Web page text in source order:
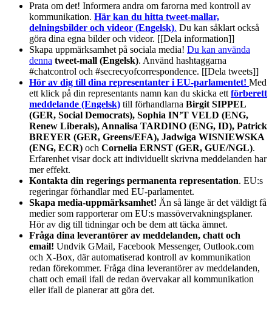
Prata om det! Informera andra om farorna med kontroll av
kommunikation. Här kan du hitta tweet-mallar,
delningsbilder och videor (Engelsk). Du kan såklart också
göra dina egna bilder och videor. [[Dela information]]
Skapa uppmärksamhet på sociala media! Du kan använda
denna tweet-mall (Engelsk). Använd hashtaggarna
#chatcontrol och #secrecyofcorrespondence. [[Dela tweets]]
Hör av dig till dina representanter i EU-parlamentet! Med
ett klick på din representants namn kan du skicka ett förberett
meddelande (Engelsk) till förhandlarna Birgit SIPPEL
(GER, Social Democrats), Sophia IN’T VELD (ENG,
Renew Liberals), Annalisa TARDINO (ENG, ID), Patrick
BREYER (GER, Greens/EFA), Jadwiga WISNIEWSKA
(ENG, ECR) och Cornelia ERNST (GER, GUE/NGL).
Erfarenhet visar dock att individuellt skrivna meddelanden har
mer effekt.
Kontakta din regerings permanenta representation. EU:s
regeringar förhandlar med EU-parlamentet.
Skapa media-uppmärksamhet! Än så länge är det väldigt få
medier som rapporterar om EU:s massövervakningsplaner.
Hör av dig till tidningar och be dem att täcka ämnet.
Fråga dina leverantörer av meddelanden, chatt och
email! Undvik GMail, Facebook Messenger, Outlook.com
och X-Box, där automatiserad kontroll av kommunikation
redan förekommer. Fråga dina leverantörer av meddelanden,
chatt och email ifall de redan övervakar all kommunikation
eller ifall de planerar att göra det.